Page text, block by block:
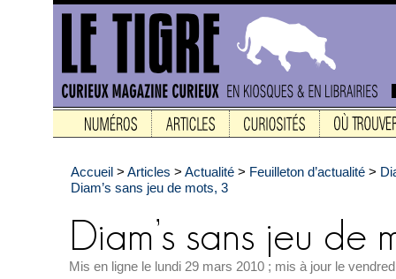
Accueil > Articles > Actualité > Feuilleton d’actualité >
Diam’s sans jeu de mots, 3
Mis en ligne le lundi 29 mars 2010 ; mis à jour le